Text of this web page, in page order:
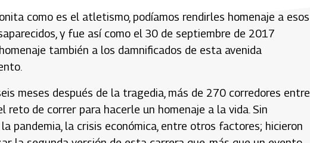
como es el atletismo, podíamos rendirles homenaje a esos
y fue así como el 30 de septiembre de 2017
también a los damnificados de esta avenida
meses después de la tragedia, más de 270 corredores entre
reto de correr para hacerle un homenaje a la vida. Sin
pandemia, la crisis económica, entre otros factores; hicieron